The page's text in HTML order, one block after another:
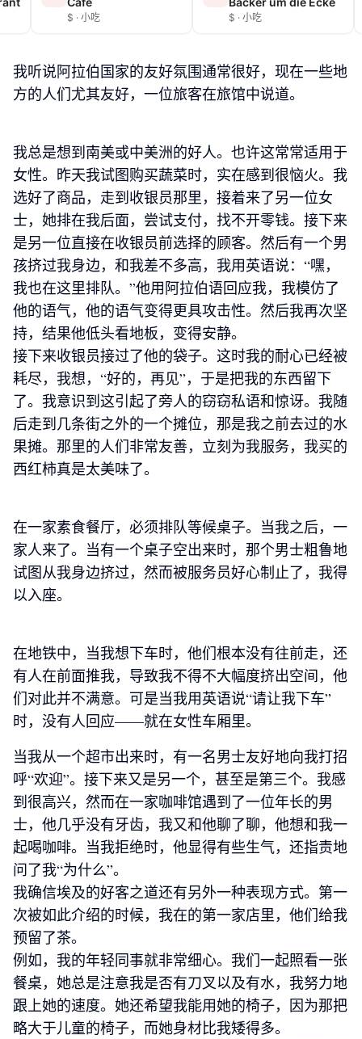
auf zum Nil
auf zum Nil
$ · 小吃 $ · 小吃
我听说阿拉伯国家的友好氛围通常很好，现在一些地
方的人们尤其友好，一位旅客在旅馆中说道。
我总是想到南美或中美洲的好人。也许这常常适用于
女性。昨天我试图购买蔬菜时，实在感到很恼火。我
选好了商品，走到收银员那里，接着来了另一位女
士，她排在我后面，尝试支付，找不开零钱。接下来
是另一位直接在收银员前选择的顾客。然后有一个男
孩挤过我身边，和我差不多高，我用英语说：“嘿，
我也在这里排队。”他用阿拉伯语回应我，我模仿了
他的语气，他的语气变得更具攻击性。然后我再次坚
持，结果他低头看地板，变得安静。
接下来收银员接过了他的袋子。这时我的耐心已经被
耗尽，我想，“好的，再见”，于是把我的东西留下
了。我意识到这引起了旁人的窃窃私语和惊讶。我随
后走到几条街之外的一个摊位，那是我之前去过的水
果摊。那里的人们非常友善，立刻为我服务，我买的
西红柿真是太美味了。
在一家素食餐厅，必须排队等候桌子。当我之后，一
家人来了。当有一个桌子空出来时，那个男士粗鲁地
试图从我身边挤过，然而被服务员好心制止了，我得
以入座。
在地铁中，当我想下车时，他们根本没有往前走，还
有人在前面推我，导致我不得不大幅度挤出空间，他
们对此并不满意。可是当我用英语说“请让我下车”
时，没有人回应——就在女性车厢里。
当我从一个超市出来时，有一名男士友好地向我打招
呼“欢迎”。接下来又是另一个，甚至是第三个。我感
到很高兴，然而在一家咖啡馆遇到了一位年长的男
士，他几乎没有牙齿，我又和他聊了聊，他想和我一
起喝咖啡。当我拒绝时，他显得有些生气，还指责地
问了我“为什么”。
我确信埃及的好客之道还有另外一种表现方式。第一
次被如此介绍的时候，我在的第一家店里，他们给我
预留了茶。
例如，我的年轻同事就非常细心。我们一起照看一张
餐桌，她总是注意我是否有刀叉以及有水，我努力地
跟上她的速度。她还希望我能用她的椅子，因为那把
略大于儿童的椅子，而她身材比我矮得多。
auf zum Nil